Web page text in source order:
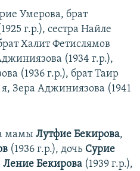
Умерова, брат
г.р.), сестра Найле
Халит Фетислямов
(1934 г.р.),
(1936 г.р.), брат Таир
Зера Аджиниязова (1941
мамы Лутфие Бекирова,
(1936 г.р.), дочь Сурие
Ление Бекирова (1939 г.р.),